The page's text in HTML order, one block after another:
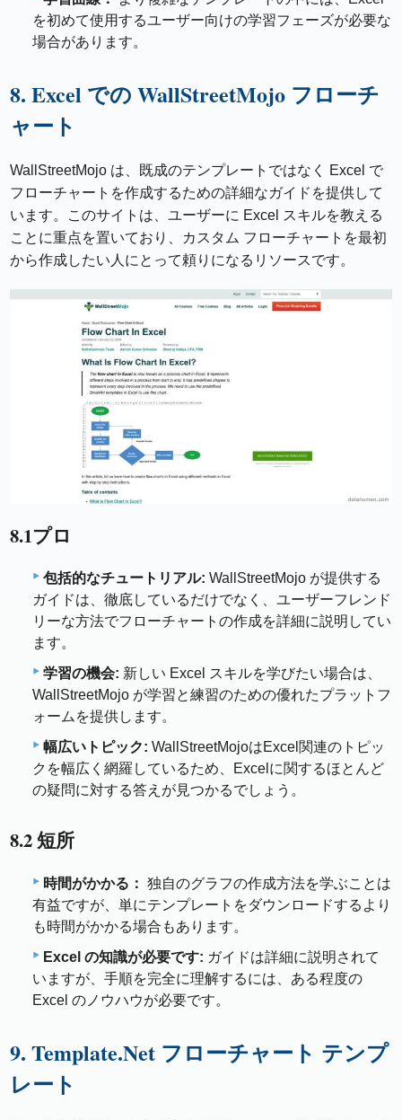
を初めて使用するユーザー向けの学習フェーズが必要な
場合があります。
8. Excel での WallStreetMojo フローチ
ャート
WallStreetMojo は、既成のテンプレートではなく Excel で
フローチャートを作成するための詳細なガイドを提供して
います。このサイトは、ユーザーに Excel スキルを教える
ことに重点を置いており、カスタム フローチャートを最初
から作成したい人にとって頼りになるリソースです。
8.1プロ
包括的なチュートリアル: WallStreetMojo が提供する
ガイドは、徹底しているだけでなく、ユーザーフレンド
リーな方法でフローチャートの作成を詳細に説明してい
ます。
学習の機会: 新しい Excel スキルを学びたい場合は、
WallStreetMojo が学習と練習のための優れたプラットフ
ォームを提供します。
幅広いトピック: WallStreetMojoはExcel関連のトピッ
クを幅広く網羅しているため、Excelに関するほとんど
の疑問に対する答えが見つかるでしょう。
8.2 短所
時間がかかる： 独自のグラフの作成方法を学ぶことは
有益ですが、単にテンプレートをダウンロードするより
も時間がかかる場合もあります。
Excel の知識が必要です: ガイドは詳細に説明されて
いますが、手順を完全に理解するには、ある程度の
Excel のノウハウが必要です。
9. Template.Net フローチャート テンプ
レート